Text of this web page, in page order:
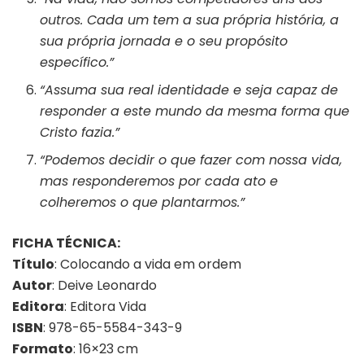
outros. Cada um tem a sua própria história, a
sua própria jornada e o seu propósito
específico.”
“Assuma sua real identidade e seja capaz de
responder a este mundo da mesma forma que
Cristo fazia.”
“Podemos decidir o que fazer com nossa vida,
mas responderemos por cada ato e
colheremos o que plantarmos.”
FICHA TÉCNICA:
Título: Colocando a vida em ordem
Autor: Deive Leonardo
Editora: Editora Vida
ISBN: 978-65-5584-343-9
Formato: 16×23 cm